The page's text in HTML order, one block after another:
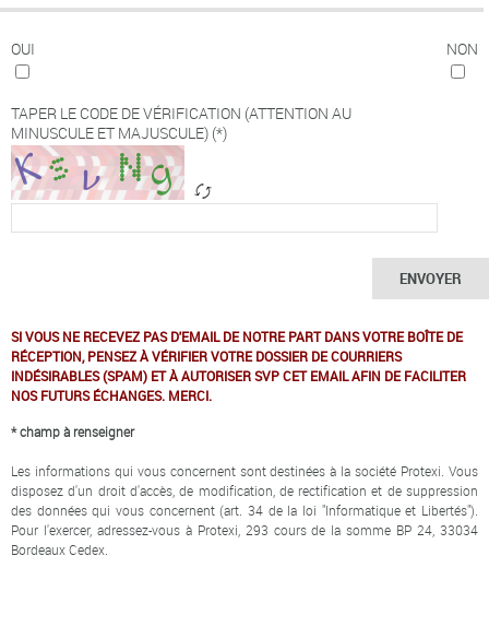
OUI
TAPER LE CODE DE VÉRIFICATION (ATTENTION AU
MINUSCULE ET MAJUSCULE) (*)
NON
ENVOYER
SI VOUS NE RECEVEZ PAS D'EMAIL DE NOTRE PART DANS VOTRE BOÎTE DE
RÉCEPTION, PENSEZ À VÉRIFIER VOTRE DOSSIER DE COURRIERS
INDÉSIRABLES (SPAM) ET À AUTORISER SVP CET EMAIL AFIN DE FACILITER
NOS FUTURS ÉCHANGES. MERCI.
* champ à renseigner
Les informations qui vous concernent sont destinées à la société Protexi. Vous
disposez d'un droit d'accès, de modification, de rectification et de suppression
des données qui vous concernent (art. 34 de la loi "Informatique et Libertés").
Pour l'exercer, adressez-vous à Protexi, 293 cours de la somme BP 24, 33034
Bordeaux Cedex.